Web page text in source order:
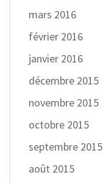
mars 2016
février 2016
janvier 2016
décembre 2015
novembre 2015
octobre 2015
septembre 2015
août 2015